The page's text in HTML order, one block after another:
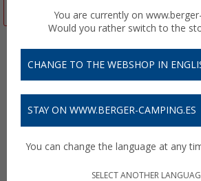
You are currently on
Would you rather switch to the
CHANGE TO THE WEBSHOP IN
STAY ON WWW.BERGER-CAMPING.ES
You can change the language at any
SELECT ANOTHER